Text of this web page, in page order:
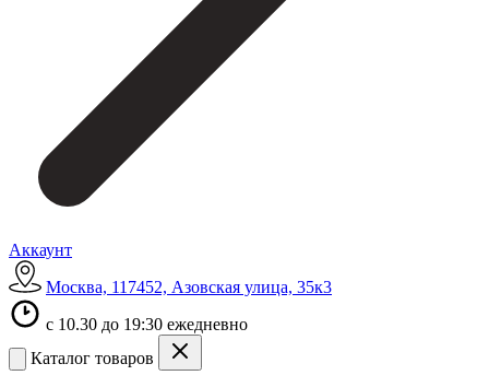
Аккаунт
Москва, 117452, Азовская улица, 35к3
с 10.30 до 19:30 ежедневно
Каталог товаров